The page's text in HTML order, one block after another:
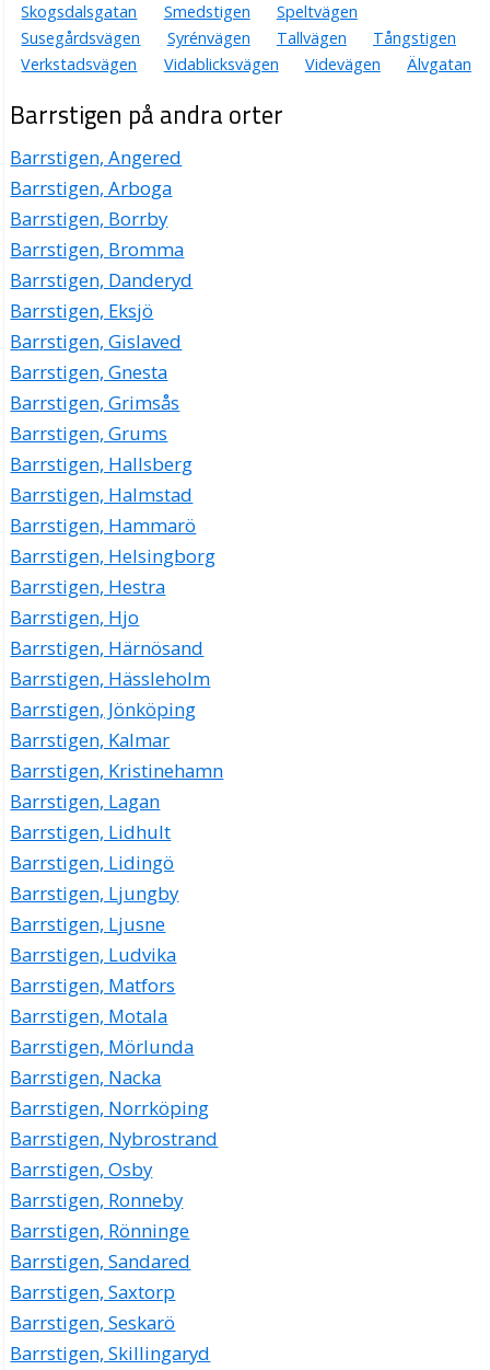
Skogsdalsgatan
Smedstigen
Speltvägen
Susegårdsvägen
Syrénvägen Tallvägen
Tångstigen
Verkstadsvägen
Vidablicksvägen Videvägen Älvgatan
Barrstigen på andra orter
Barrstigen, Angered
Barrstigen, Arboga
Barrstigen, Borrby
Barrstigen, Bromma
Barrstigen, Danderyd
Barrstigen, Eksjö
Barrstigen, Gislaved
Barrstigen, Gnesta
Barrstigen, Grimsås
Barrstigen, Grums
Barrstigen, Hallsberg
Barrstigen, Halmstad
Barrstigen, Hammarö
Barrstigen, Helsingborg
Barrstigen, Hestra
Barrstigen, Hjo
Barrstigen, Härnösand
Barrstigen, Hässleholm
Barrstigen, Jönköping
Barrstigen, Kalmar
Barrstigen, Kristinehamn
Barrstigen, Lagan
Barrstigen, Lidhult
Barrstigen, Lidingö
Barrstigen, Ljungby
Barrstigen, Ljusne
Barrstigen, Ludvika
Barrstigen, Matfors
Barrstigen, Motala
Barrstigen, Mörlunda
Barrstigen, Nacka
Barrstigen, Norrköping
Barrstigen, Nybrostrand
Barrstigen, Osby
Barrstigen, Ronneby
Barrstigen, Rönninge
Barrstigen, Sandared
Barrstigen, Saxtorp
Barrstigen, Seskarö
Barrstigen, Skillingaryd